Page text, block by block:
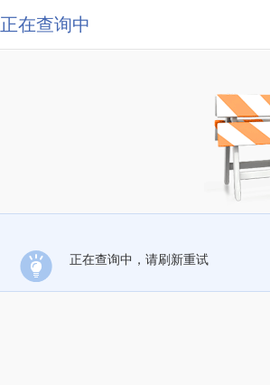
正在查询中
正在查询中，请刷新重试